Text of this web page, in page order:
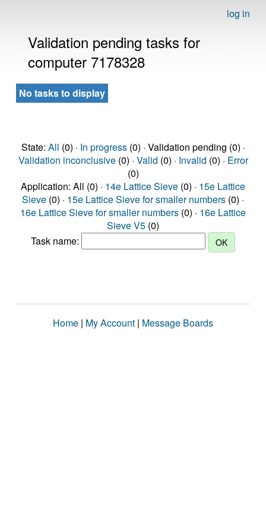
log in
Validation pending tasks for
computer 7178328
No tasks to display
State: All (0) · In progress(0) · Validation pending (0) ·
Validation inconclusive(0) · Valid (0) · Invalid (0) · Error
(0)
Application: All (0) · 14e Lattice Sieve (0) · 15e Lattice
Sieve (0) · 15e Lattice Sieve for smaller numbers (0) ·
16e Lattice Sieve for smaller numbers (0) · 16e Lattice
Sieve V5 (0)
Task name:
Home | My Account | Message Boards